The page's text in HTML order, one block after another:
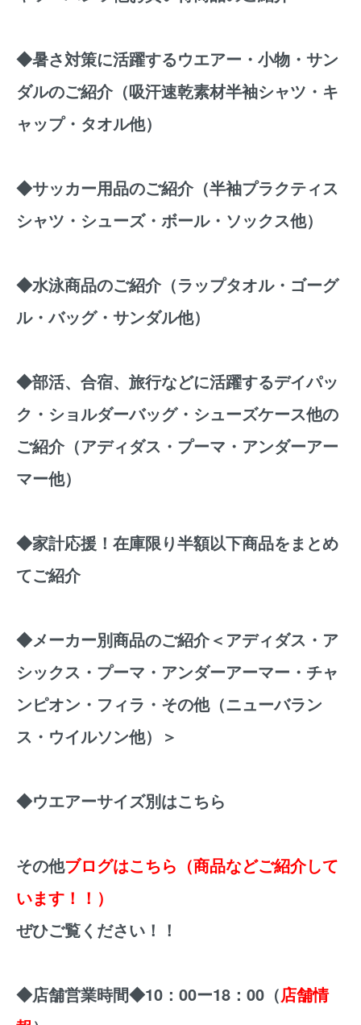
◆暑さ対策に活躍するウエアー・小物・サン
ダルのご紹介（吸汗速乾素材半袖シャツ・キ
ャップ・タオル他）
◆サッカー用品のご紹介（半袖プラクティス
シャツ・シューズ・ボール・ソックス他）
◆水泳商品のご紹介（ラップタオル・ゴーグ
ル・バッグ・サンダル他）
◆部活、合宿、旅行などに活躍するデイパッ
ク・ショルダーバッグ・シューズケース他の
ご紹介（アディダス・プーマ・アンダーアー
マー他）
◆家計応援！在庫限り半額以下商品をまとめ
てご紹介
◆メーカー別商品のご紹介＜アディダス・ア
シックス・プーマ・アンダーアーマー・チャ
ンピオン・フィラ・その他（ニューバラン
ス・ウイルソン他）＞
◆ウエアーサイズ別はこちら
その他ブログはこちら（商品などご紹介して
います！！）
ぜひご覧ください！！
◆店舗営業時間◆10：00ー18：00（店舗情